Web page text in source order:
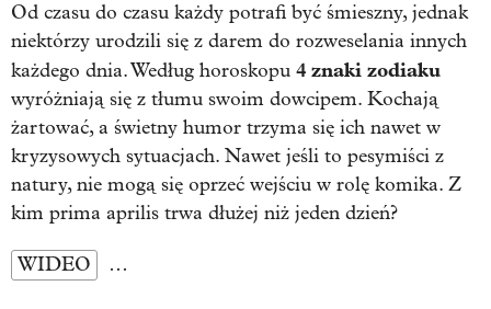
Od czasu do czasu każdy potrafi być śmieszny, jednak
niektórzy urodzili się z darem do rozweselania innych
każdego dnia. Według horoskopu 4 znaki zodiaku
wyróżniają się z tłumu swoim dowcipem. Kochają
żartować, a świetny humor trzyma się ich nawet w
kryzysowych sytuacjach. Nawet jeśli to pesymiści z
natury, nie mogą się oprzeć wejściu w rolę komika. Z
kim prima aprilis trwa dłużej niż jeden dzień?
WIDEO …